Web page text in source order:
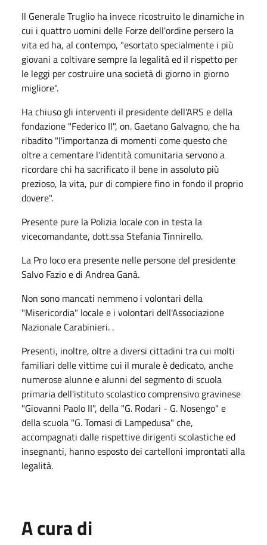
Il Generale Truglio ha invece ricostruito le dinamiche in
cui i quattro uomini delle Forze dell'ordine persero la
vita ed ha, al contempo, "esortato specialmente i più
giovani a coltivare sempre la legalità ed il rispetto per
le leggi per costruire una società di giorno in giorno
migliore".
Ha chiuso gli interventi il presidente dell'ARS e della
fondazione "Federico II", on. Gaetano Galvagno, che ha
ribadito "l'importanza di momenti come questo che
oltre a cementare l'identità comunitaria servono a
ricordare chi ha sacrificato il bene in assoluto più
prezioso, la vita, pur di compiere fino in fondo il proprio
dovere".
Presente pure la Polizia locale con in testa la
vicecomandante, dott.ssa Stefania Tinnirello.
La Pro loco era presente nelle persone del presidente
Salvo Fazio e di Andrea Ganà.
Non sono mancati nemmeno i volontari della
"Misericordia" locale e i volontari dell'Associazione
Nazionale Carabinieri. .
Presenti, inoltre, oltre a diversi cittadini tra cui molti
familiari delle vittime cui il murale è dedicato, anche
numerose alunne e alunni del segmento di scuola
primaria dell'istituto scolastico comprensivo gravinese
"Giovanni Paolo II", della "G. Rodari - G. Nosengo" e
della scuola "G. Tomasi di Lampedusa" che,
accompagnati dalle rispettive dirigenti scolastiche ed
insegnanti, hanno esposto dei cartelloni improntati alla
legalità.
A cura di